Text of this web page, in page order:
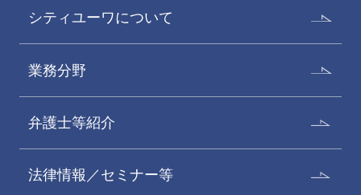
シティユーワについて
業務分野
弁護士等紹介
法律情報／セミナー等